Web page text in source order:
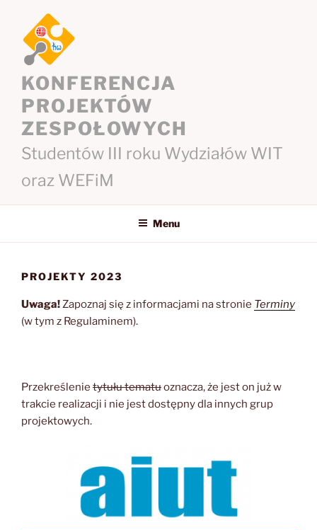
treści
KONFERENCJA
PROJEKTÓW
ZESPOŁOWYCH
Studentów III roku Wydziałów WIT
oraz WEFiM
Menu
PROJEKTY 2023
Uwaga!Zapoznaj się z informacjami na stronie Terminy
(w tym z Regulaminem).
Przekreślenie tytułu tematuoznacza, że jest on już w
trakcie realizacji i nie jest dostępny dla innych grup
projektowych.